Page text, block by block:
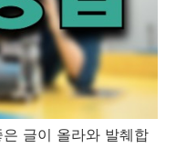
글이 올라와 발췌합